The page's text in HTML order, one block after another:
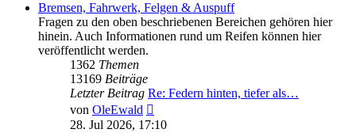
Bremsen, Fahrwerk, Felgen & Auspuff
Fragen zu den oben beschriebenen Bereichen gehören hier
hinein. Auch Informationen rund um Reifen können hier
veröffentlicht werden.
1362 Themen
13169 Beiträge
Letzter Beitrag Re: Federn hinten, tiefer als…
von OleEwald
Beitrag
28. Jul 2026, 17:10